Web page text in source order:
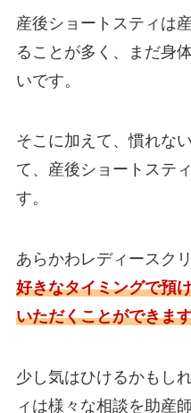
産後ショートスティは
ることが多く、まだ身
いです。
そこに加えて、慣れな
て、産後ショートステ
す。
あらかわレディースク
好きなタイミングで預
いただくことができま
少し気はひけるかもし
ィは様々な相談を助産